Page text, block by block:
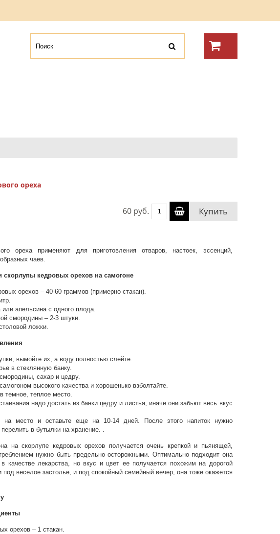
ореха
60 руб. Купить
ореха применяют для приготовления отваров, настоек, эссенций,
чаев.
скорлупы кедровых орехов на самогоне
орехов – 40-60 граммов (примерно стакан).
апельсина с одного плода.
смородины – 2-3 штуки.
ложки.
вымойте их, а воду полностью слейте.
в стеклянную банку.
сахар и цедру.
высокого качества и хорошенько взболтайте.
темное, теплое место.
надо достать из банки цедру и листья, иначе они забьют весь вкус
на место и оставьте еще на 10-14 дней. После этого напиток нужно
в бутылки на хранение. .
на скорлупе кедровых орехов получается очень крепкой и пьянящей,
нужно быть предельно осторожными. Оптимально подходит она
качестве лекарства, но вкус и цвет ее получается похожим на дорогой
под веселое застолье, и под спокойный семейный вечер, она тоже окажется
орехов – 1 стакан.